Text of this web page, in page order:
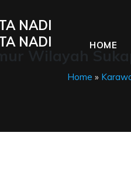
NADI
Home »
NADI HOME